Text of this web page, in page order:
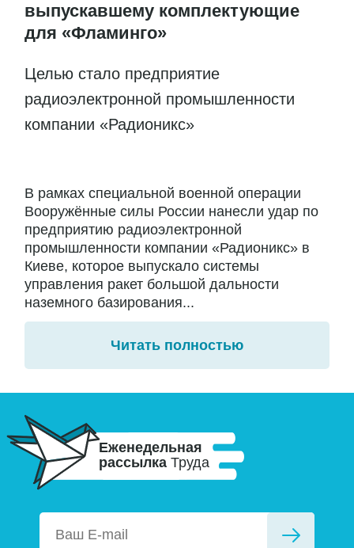
выпускавшему комплектующие
для «Фламинго»
Целью стало предприятие
радиоэлектронной промышленности
компании «Радионикс»
В рамках специальной военной операции
Вооружённые силы России нанесли удар по
предприятию радиоэлектронной
промышленности компании «Радионикс» в
Киеве, которое выпускало системы
управления ракет большой дальности
наземного базирования...
Читать полностью
Еженедельная
рассылка Труда